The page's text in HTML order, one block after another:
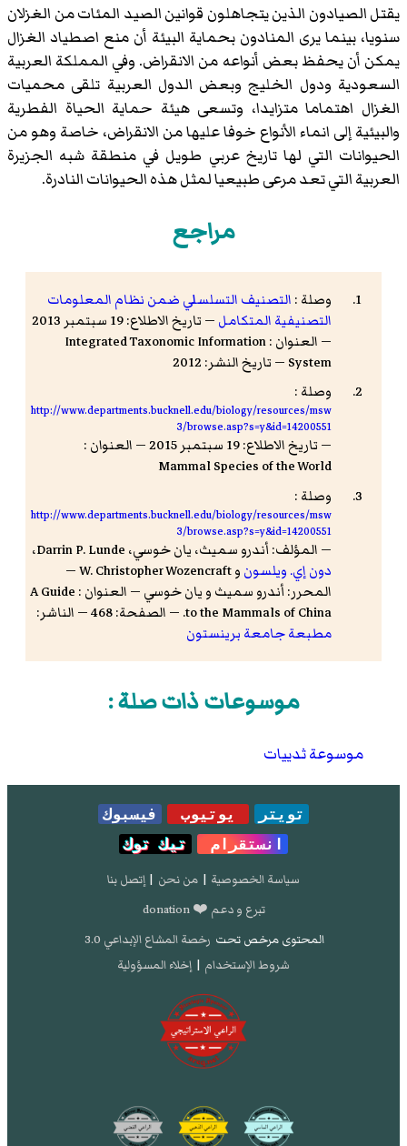
يقتل الصيادون الذين يتجاهلون قوانين الصيد المئات من الغزلان
سنويا، بينما يرى المنادون بحماية البيئة أن منع اصطياد الغزال
يمكن أن يحفظ بعض أنواعه من الانقراض. وفي المملكة العربية
السعودية ودول الخليج وبعض الدول العربية تلقى محميات
الغزال اهتماما متزايدا، وتسعى هيئة حماية الحياة الفطرية
والبيئية إلى انماء الأنواع خوفا عليها من الانقراض، خاصة وهو من
الحيوانات التي لها تاريخ عربي طويل في منطقة شبه الجزيرة
العربية التي تعد مرعى طبيعيا لمثل هذه الحيوانات النادرة.
مراجع
وصلة : التصنيف التسلسلي ضمن نظام المعلومات
التصنيفية المتكامل
— تاريخ الاطلاع: 19 سبتمبر 2013
— العنوان : Integrated Taxonomic Information
System — تاريخ النشر: 2012
وصلة :
http://www.departments.bucknell.edu/biology/resources/msw
3/browse.asp?s=y&id=14200551
— تاريخ الاطلاع: 19 سبتمبر 2015 — العنوان :
Mammal Species of the World
وصلة :
http://www.departments.bucknell.edu/biology/resources/msw
3/browse.asp?s=y&id=14200551
— المؤلف: أندرو سميث، ‏يان خوسي، ‏Darrin P. Lunde،
‏دون إي. ويلسون
و W. Christopher Wozencraft —
المحرر: أندرو سميث و يان خوسي — العنوان : A Guide
to the Mammals of China. — الصفحة: 468 — الناشر:
مطبعة جامعة برينستون
موسوعات ذات صلة :
موسوعة ثدييات
تويتر يوتيوب
فيسبوك
انستقرام
تيك توك
سياسة الخصوصية | من نحن | إتصل بنا
تبرع و دعم ❤️ donation
المحتوى مرخص تحت رخصة المشاع الإبداعي 3.0
شروط الإستخدام | إخلاء المسؤولية